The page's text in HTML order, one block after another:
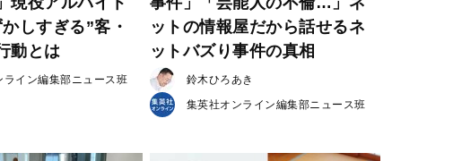
しすぎる”客・
動とは
ライン編集部ニュース班
ットの情報屋だから話せるネ
ットバズり事件の真相
鈴木ひろあき
集英社オンライン編集部ニュース班